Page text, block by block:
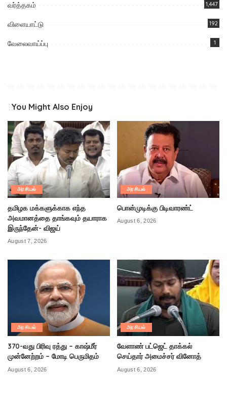
வர்த்தகம் 1,447
விளையாட்டு 192
வேலைவாய்ப்பு 1
You Might Also Enjoy
அரசியல்
தமிழக மக்களுக்காக எந்த
அவமானத்தை தாங்கவும் தயாராக
இருந்தேன்- விஜய்
August 7, 2026
அரசியல்
பொன்முடிக்கு பிடிவாரண்ட்
August 6, 2026
அரசியல்
370-வது பிரிவு ரத்து – காஷ்மீர்
முன்னேற்றம் – மோடி பெருமிதம்
August 6, 2026
அரசியல்
வேளாண் பட்ஜெட் தாக்கல்
செய்தார் அமைச்சர் வினோத்
August 6, 2026